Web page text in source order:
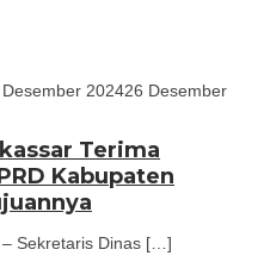
202426 Desember
Terima
Kabupaten
– Sekretaris Dinas […]